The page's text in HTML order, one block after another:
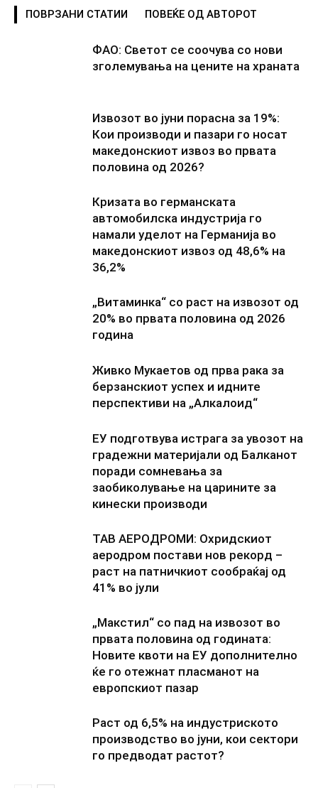
ПОВРЗАНИ СТАТИИ ПОВЕЌЕ ОД АВТОРОТ
ФАО: Светот се соочува со нови
зголемувања на цените на храната
Извозот во јуни порасна за 19%:
Кои производи и пазари го носат
македонскиот извоз во првата
половина од 2026?
Кризата во германската
автомобилска индустрија го
намали уделот на Германија во
македонскиот извоз од 48,6% на
36,2%
„Витаминка“ со раст на извозот од
20% во првата половина од 2026
година
Живко Мукаетов од прва рака за
берзанскиот успех и идните
перспективи на „Алкалоид“
ЕУ подготвува истрага за увозот на
градежни материјали од Балканот
поради сомневања за
заобиколување на царините за
кинески производи
ТАВ АЕРОДРОМИ: Охридскиот
аеродром постави нов рекорд –
раст на патничкиот сообраќај од
41% во јули
„Макстил“ со пад на извозот во
првата половина од годината:
Новите квоти на ЕУ дополнително
ќе го отежнат пласманот на
европскиот пазар
Раст од 6,5% на индустриското
производство во јуни, кои сектори
го предводат растот?